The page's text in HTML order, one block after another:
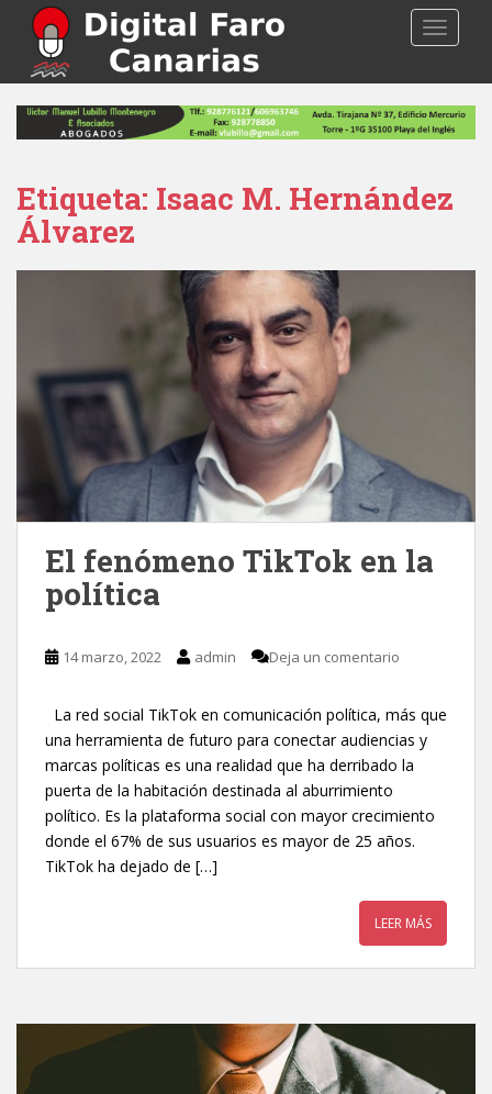
p
Etiqueta: Isaac M. Hernández
Álvarez
El fenómeno TikTok en la
política
14 marzo, 2022 admin Deja un comentario
La red social TikTok en comunicación política, más que
una herramienta de futuro para conectar audiencias y
marcas políticas es una realidad que ha derribado la
puerta de la habitación destinada al aburrimiento
político. Es la plataforma social con mayor crecimiento
donde el 67% de sus usuarios es mayor de 25 años.
TikTok ha dejado de […]
LEER MÁS